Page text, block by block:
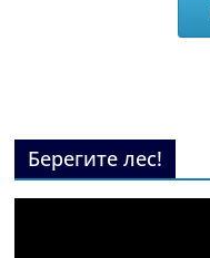
Берегите лес!